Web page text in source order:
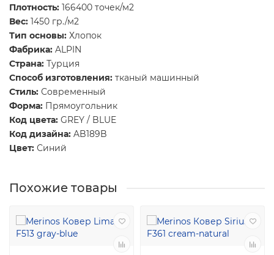
Плотность: 166400 точек/м2
Вес: 1450 гр./м2
Тип основы: Хлопок
Фабрика: ALPIN
Страна: Турция
Способ изготовления: тканый машинный
Стиль: Современный
Форма: Прямоугольник
Код цвета: GREY / BLUE
Код дизайна: AB189B
Цвет: Синий
Похожие товары